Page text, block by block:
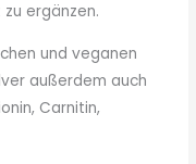
ergänzen.
und veganen
außerdem auch
Carnitin,